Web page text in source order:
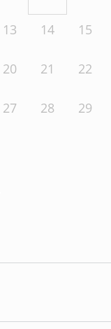
13 14 15
20 21 22
27 28 29